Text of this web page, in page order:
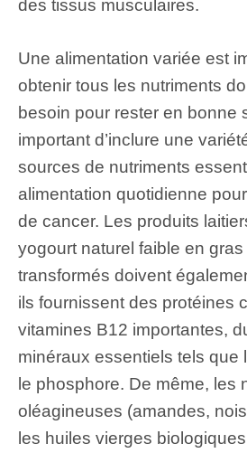
des tissus musculaires.
Une alimentation variée est
obtenir tous les nutriments
besoin pour rester en bonne
important d’inclure une
sources de nutriments
alimentation quotidienne
de cancer. Les produits
yogourt naturel faible en
transformés doivent
ils fournissent des protéines
vitamines B12 importantes,
minéraux essentiels tels que
le phosphore. De même, les
oléagineuses (amandes,
les huiles vierges